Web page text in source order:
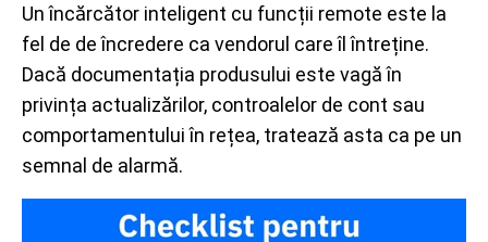
Un încărcător inteligent cu funcții remote este la
fel de de încredere ca vendorul care îl întreține.
Dacă documentația produsului este vagă în
privința actualizărilor, controalelor de cont sau
comportamentului în rețea, tratează asta ca pe un
semnal de alarmă.